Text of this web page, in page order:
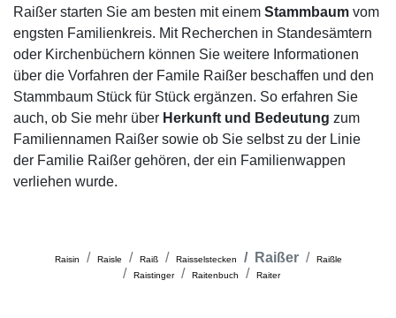
Raißer starten Sie am besten mit einem Stammbaum vom
engsten Familienkreis. Mit Recherchen in Standesämtern
oder Kirchenbüchern können Sie weitere Informationen
über die Vorfahren der Famile Raißer beschaffen und den
Stammbaum Stück für Stück ergänzen. So erfahren Sie
auch, ob Sie mehr über Herkunft und Bedeutung zum
Familiennamen Raißer sowie ob Sie selbst zu der Linie
der Familie Raißer gehören, der ein Familienwappen
verliehen wurde.
Raisin Raisle Raiß Raisselstecken Raißer
Raißle
Raistinger
Raitenbuch Raiter